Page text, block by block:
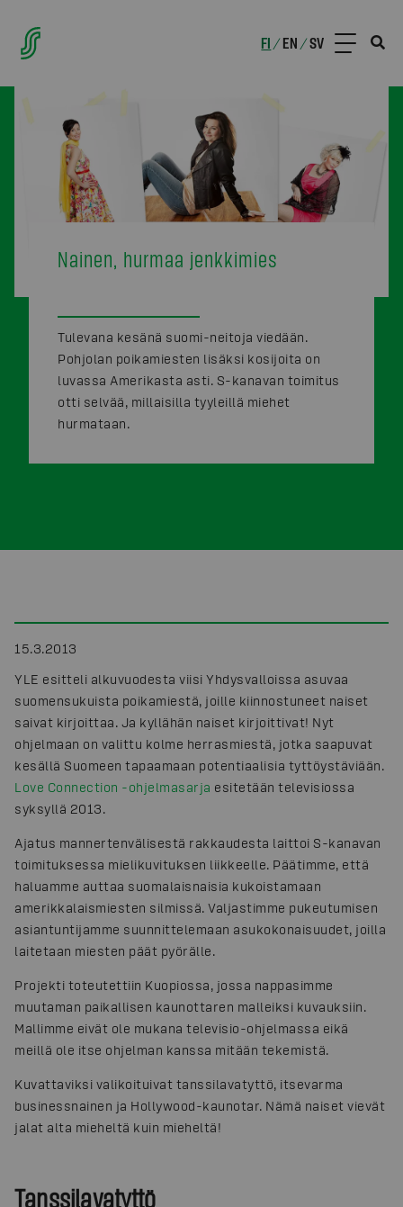
FI /EN /SV
Nainen, hurmaa jenkkimies
Tulevana kesänä suomi-neitoja viedään.
Pohjolan poikamiesten lisäksi kosijoita on
luvassa Amerikasta asti. S-kanavan toimitus
otti selvää, millaisilla tyyleillä miehet
hurmataan.
15.3.2013
YLE esitteli alkuvuodesta viisi Yhdysvalloissa asuvaa
suomensukuista poikamiestä, joille kiinnostuneet naiset
saivat kirjoittaa. Ja kyllähän naiset kirjoittivat! Nyt
ohjelmaan on valittu kolme herrasmiestä, jotka saapuvat
kesällä Suomeen tapaamaan potentiaalisia tyttöystäviään.
Love Connection -ohjelmasarja esitetään televisiossa
syksyllä 2013.
Ajatus mannertenvälisestä rakkaudesta laittoi S-kanavan
toimituksessa mielikuvituksen liikkeelle. Päätimme, että
haluamme auttaa suomalaisnaisia kukoistamaan
amerikkalaismiesten silmissä. Valjastimme pukeutumisen
asiantuntijamme suunnittelemaan asukokonaisuudet, joilla
laitetaan miesten päät pyörälle.
Projekti toteutettiin Kuopiossa, jossa nappasimme
muutaman paikallisen kaunottaren malleiksi kuvauksiin.
Mallimme eivät ole mukana televisio-ohjelmassa eikä
meillä ole itse ohjelman kanssa mitään tekemistä.
Kuvattaviksi valikoituivat tanssilavatyttö, itsevarma
businessnainen ja Hollywood-kaunotar. Nämä naiset vievät
jalat alta mieheltä kuin mieheltä!
Tanssilavatyttö